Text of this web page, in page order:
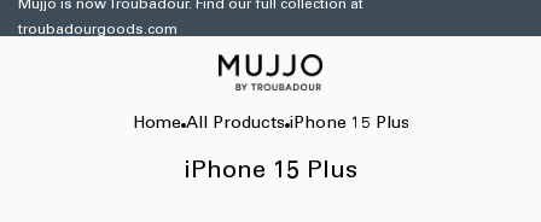
et
passer
Mujjo is now Troubadour. Find our full collection at
troubadourgoods.com
Home All Products iPhone 15 Plus
iPhone 15 Plus